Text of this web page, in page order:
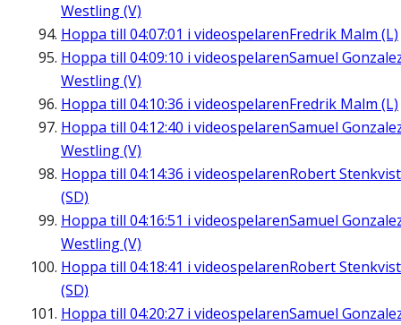
Westling (V)
Hoppa till 04:07:01 i videospelarenFredrik Malm (L)
Hoppa till 04:09:10 i videospelarenSamuel
Westling (V)
Hoppa till 04:10:36 i videospelarenFredrik Malm (L)
Hoppa till 04:12:40 i videospelarenSamuel
Westling (V)
Hoppa till 04:14:36 i videospelarenRobert Stenkvist
(SD)
Hoppa till 04:16:51 i videospelarenSamuel
Westling (V)
Hoppa till 04:18:41 i videospelarenRobert Stenkvist
(SD)
Hoppa till 04:20:27 i videospelarenSamuel